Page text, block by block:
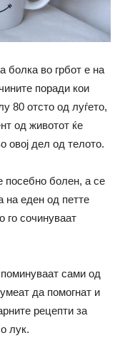
болка во грбот е на
поради кои
80 отсто од луѓето,
од животот ќе
овој дел од телото.
посебно болен, а се
на еден од петте
го сочинуваат
сами од
да помогнат и
рецепти за
лук.